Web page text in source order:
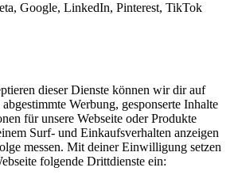
Google, LinkedIn, Pinterest, TikTok
dieser Dienste können wir dir auf
abgestimmte Werbung, gesponserte Inhalte
für unsere Webseite oder Produkte
Surf- und Einkaufsverhalten anzeigen
messen. Mit deiner Einwilligung setzen
folgende Drittdienste ein: